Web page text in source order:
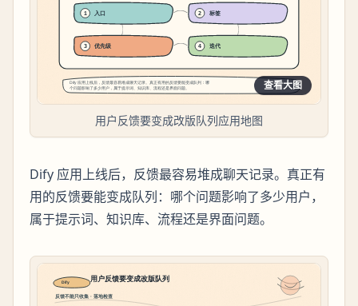
查看大图
用户反馈要变成改版队列应用地图
Dify 应用上线后，反馈最容易堆成聊天记录。真正有
用的反馈要能变成队列：哪个问题影响了多少用户，
属于提示词、知识库、流程还是界面问题。